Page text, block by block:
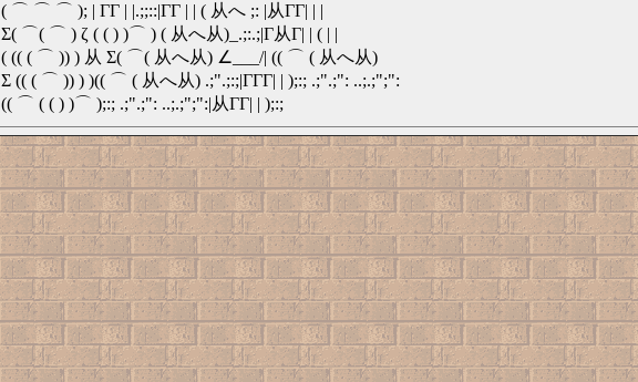
( ⌒ ⌒ ⌒ ); | ΓΓ | |.;;::|ΓΓ | | ( 从へ ;: |从ΓΓ| | |
Σ( ⌒( ⌒ ) ζ ( ( ) )⌒ ) ( 从へ从)_.;:.;|Γ从Γ| | ( | |
( (( ( ⌒ )) ) 从 Σ( ⌒( 从へ从) ∠___/| (( ⌒ ( 从へ从)
Σ (( ( ⌒ )) ) )(( ⌒ ( 从へ从) .;".;:;|ΓΓΓ| | );:; .;".;": ..;.;";":
(( ⌒ ( ( ) )⌒ );:; .;".;": ..;.;";":|从ΓΓ| | );:;